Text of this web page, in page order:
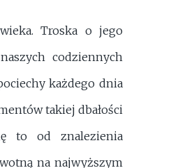
Troska o jego
codziennych
każdego dnia
takiej dbałości
to od znalezienia
na najwyższym